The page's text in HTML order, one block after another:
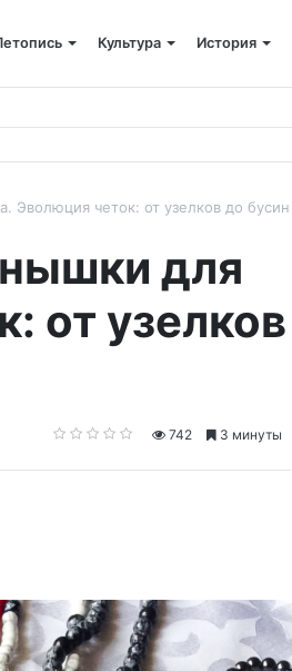
Культура История
Эволюция четок: от узелков до бусин
для
от узелков
742 3 минуты